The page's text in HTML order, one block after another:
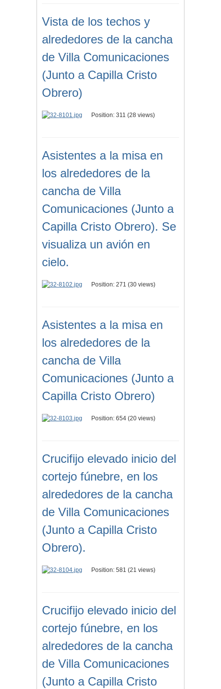
Vista de los techos y
alrededores de la cancha
de Villa Comunicaciones
(Junto a Capilla Cristo
Obrero)
Position: 311 (28 views)
Asistentes a la misa en
los alrededores de la
cancha de Villa
Comunicaciones (Junto a
Capilla Cristo Obrero). Se
visualiza un avión en
cielo.
Position: 271 (30 views)
Asistentes a la misa en
los alrededores de la
cancha de Villa
Comunicaciones (Junto a
Capilla Cristo Obrero)
Position: 654 (20 views)
Crucifijo elevado inicio del
cortejo fúnebre, en los
alrededores de la cancha
de Villa Comunicaciones
(Junto a Capilla Cristo
Obrero).
Position: 581 (21 views)
Crucifijo elevado inicio del
cortejo fúnebre, en los
alrededores de la cancha
de Villa Comunicaciones
(Junto a Capilla Cristo